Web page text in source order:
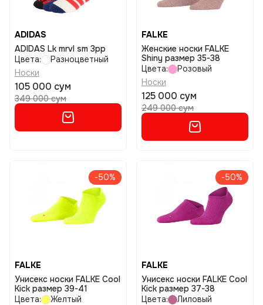
ADIDAS
ADIDAS Lk mrvl sm 3pp
Цвета:
Разноцветный
Носки
105 000 сум
349 000 сум
FALKE
Женские носки FALKE
Shiny размер 35-38
Цвета:
Розовый
Носки
125 000 сум
249 000 сум
-50%
FALKE
Унисекс носки FALKE Cool
Kick размер 39-41
Цвета:
Желтый
-50%
FALKE
Унисекс носки FALKE Cool
Kick размер 37-38
Цвета:
Лиловый